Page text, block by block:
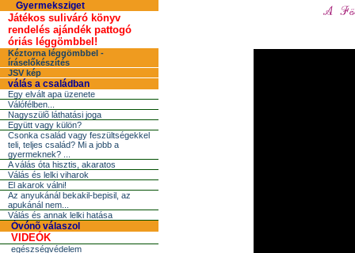
Gyermeksziget
Játékos suliváró könyv
rendelés ajándék pattogó
óriás léggömbbel!
Kéztorna léggömbbel -
íráselőkészítés
JSV kép
válás a családban
Egy elvált apa üzenete
Válófélben...
Nagyszülõ láthatási joga
Együtt vagy külön?
Csonka család vagy feszültségekkel
teli, teljes család? Mi a jobb a
gyermeknek? ...
A válás óta hisztis, akaratos
Válás és lelki viharok
El akarok válni!
Az anyukánál bekakil-bepisil, az
apukánál nem...
Válás és annak lelki hatása
Óvónõ válaszol
VIDEÓK
egészségvédelem